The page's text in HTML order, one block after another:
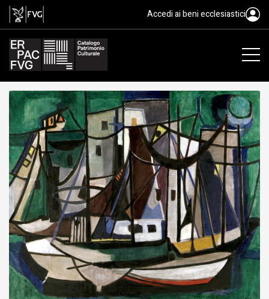
Porto verde, dipinto, Paulucci
Accedi ai beni ecclesiastici